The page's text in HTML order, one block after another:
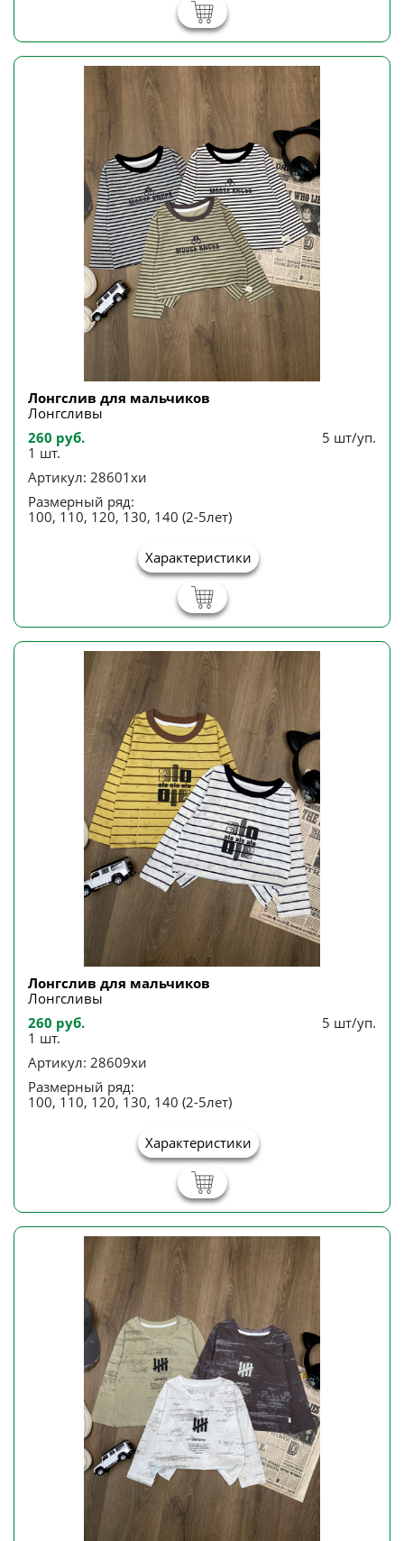
Лонгслив для мальчиков
Лонгсливы
260 руб.
1 шт.
5 шт/уп.
Артикул: 28601хи
Размерный ряд:
100, 110, 120, 130, 140 (2-5лет)
Характеристики
Лонгслив для мальчиков
Лонгсливы
260 руб.
1 шт.
5 шт/уп.
Артикул: 28609хи
Размерный ряд:
100, 110, 120, 130, 140 (2-5лет)
Характеристики